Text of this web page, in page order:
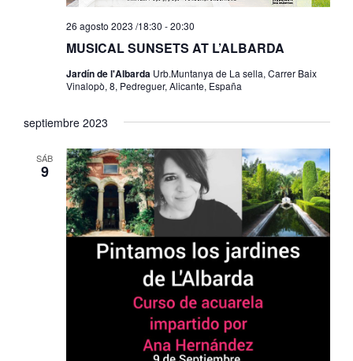
MUSICAL SUNSETS AT L’ALBARDA
26 agosto 2023 /18:30 -20:30
Jardín de l'Albarda Urb.Muntanya de La sella, Carrer Baix
Vinalopò, 8, Pedreguer, Alicante, España
septiembre 2023
SÁB
9